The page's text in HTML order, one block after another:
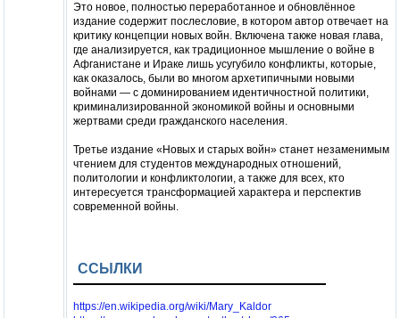
Это новое, полностью переработанное и обновлённое
издание содержит послесловие, в котором автор отвечает на
критику концепции новых войн. Включена также новая глава,
где анализируется, как традиционное мышление о войне в
Афганистане и Ираке лишь усугубило конфликты, которые,
как оказалось, были во многом архетипичными новыми
войнами — с доминированием идентичностной политики,
криминализированной экономикой войны и основными
жертвами среди гражданского населения.
Третье издание «Новых и старых войн» станет незаменимым
чтением для студентов международных отношений,
политологии и конфликтологии, а также для всех, кто
интересуется трансформацией характера и перспектив
современной войны.
ССЫЛКИ
https://en.wikipedia.org/wiki/Mary_Kaldor